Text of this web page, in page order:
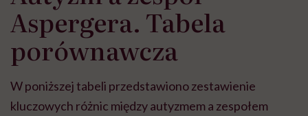
Aspergera. Tabela
porównawcza
W poniższej tabeli przedstawiono zestawienie
kluczowych różnic między autyzmem a zespołem